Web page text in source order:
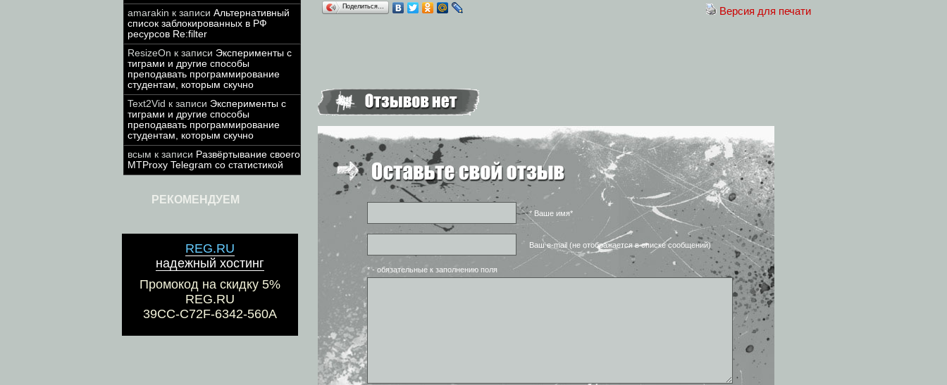
amarakin к записи Альтернативный
список заблокированных в РФ
ресурсов Re:filter
ResizeOn к записи Эксперименты с
тиграми и другие способы
преподавать программирование
студентам, которым скучно
Text2Vid к записи Эксперименты с
тиграми и другие способы
преподавать программирование
студентам, которым скучно
всым к записи Развёртывание своего
MTProxy Telegram со статистикой
РЕКОМЕНДУЕМ
REG.RU
надежный хостинг
Промокод на скидку 5%
REG.RU
39CC-C72F-6342-560A
Версия для печати
Поделиться…
* Ваше имя*
Ваш e-mail (не отображается в списке сообщений)
* - обязательные к заполнению поля